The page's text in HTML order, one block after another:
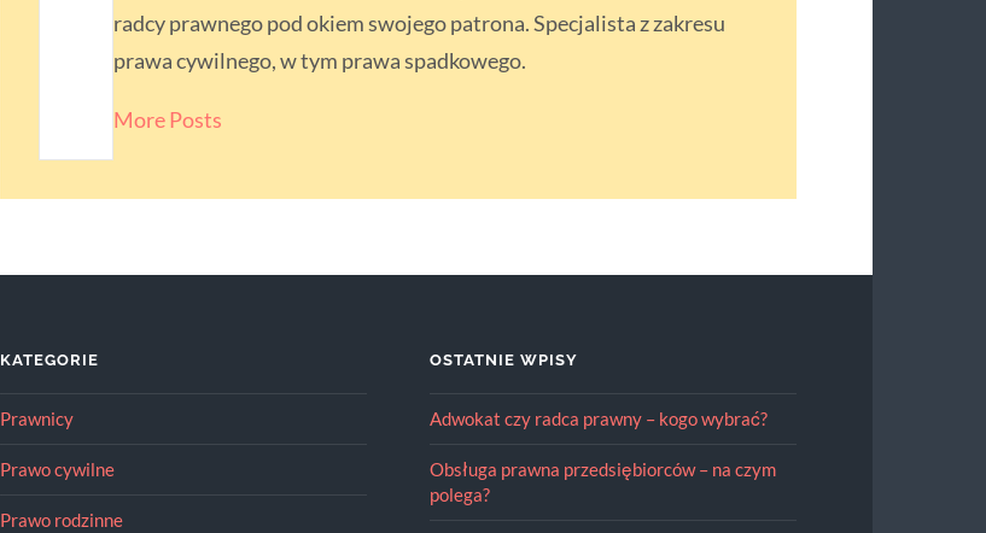
radcy prawnego pod okiem swojego patrona. Specjalista z zakresu
prawa cywilnego, w tym prawa spadkowego.
More Posts
KATEGORIE
Prawnicy
Prawo cywilne
Prawo rodzinne
OSTATNIE WPISY
Adwokat czy radca prawny – kogo wybrać?
Obsługa prawna przedsiębiorców – na czym
polega?